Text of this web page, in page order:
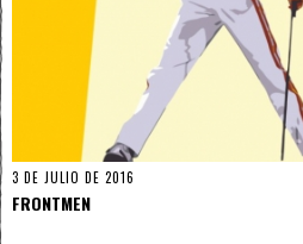
3 DE JULIO DE 2016
FRONTMEN